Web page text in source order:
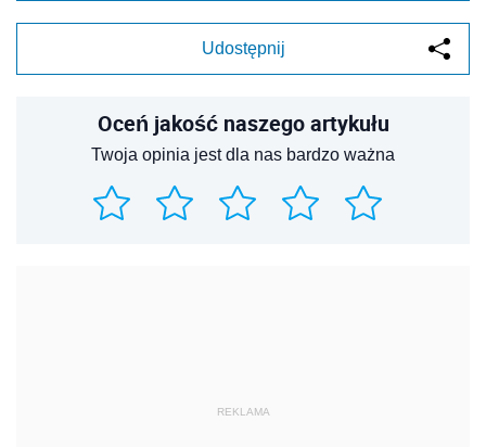
Udostępnij
Oceń jakość naszego artykułu
Twoja opinia jest dla nas bardzo ważna
REKLAMA